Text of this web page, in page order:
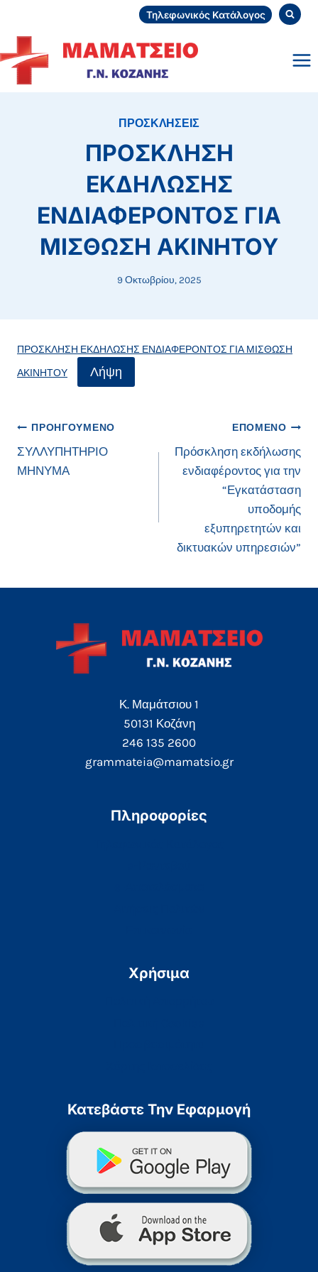
content
Τηλεφωνικός Κατάλογος
ΠΡΟΣΚΛΗΣΕΙΣ
ΠΡΟΣΚΛΗΣΗ
ΕΚΔΗΛΩΣΗΣ
ΕΝΔΙΑΦΕΡΟΝΤΟΣ ΓΙΑ
ΜΙΣΘΩΣΗ ΑΚΙΝΗΤΟΥ
9 Οκτωβρίου, 2025
ΠΡΟΣΚΛΗΣΗ ΕΚΔΗΛΩΣΗΣ ΕΝΔΙΑΦΕΡΟΝΤΟΣ ΓΙΑ ΜΙΣΘΩΣΗ
ΑΚΙΝΗΤΟΥ Λήψη
Πλοήγηση
άρθρων
ΠΡΟΗΓΟΎΜΕΝΟ
ΣΥΛΛΥΠΗΤΗΡΙΟ
ΜΗΝΥΜΑ
ΕΠΌΜΕΝΟ
Πρόσκληση εκδήλωσης
ενδιαφέροντος για την
“Εγκατάσταση
υποδομής
εξυπηρετητών και
δικτυακών υπηρεσιών”
Κ. Μαμάτσιου 1
50131 Κοζάνη
246 135 2600
grammateia@mamatsio.gr
Πληροφορίες
Χρήσιμα
Κατεβάστε Την Εφαρμογή